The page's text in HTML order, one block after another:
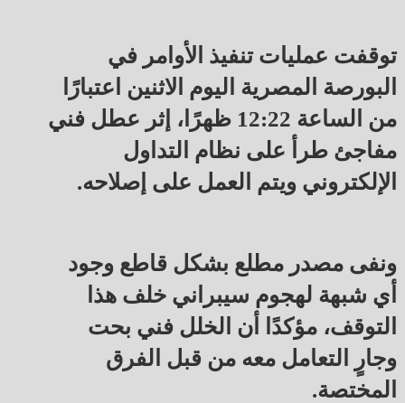
توقفت عمليات تنفيذ الأوامر في
البورصة المصرية اليوم الاثنين اعتبارًا
من الساعة 12:22 ظهرًا، إثر عطل فني
مفاجئ طرأ على نظام التداول
الإلكتروني ويتم العمل على إصلاحه.
ونفى مصدر مطلع بشكل قاطع وجود
أي شبهة لهجوم سيبراني خلف هذا
التوقف، مؤكدًا أن الخلل فني بحت
وجارٍ التعامل معه من قبل الفرق
المختصة.